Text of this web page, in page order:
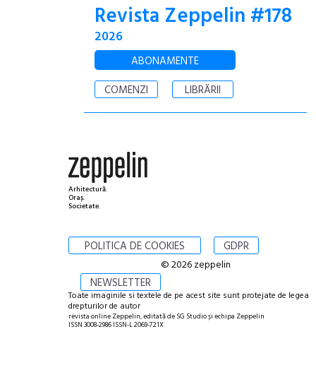
Revista Zeppelin #178
2026
ABONAMENTE
COMENZI
LIBRĂRII
Arhitectură.
Oraș.
Societate.
POLITICA DE COOKIES GDPR
NEWSLETTER
© 2026 zeppelin
Toate imaginile si textele de pe acest site sunt protejate de legea
drepturilor de autor
revista online Zeppelin, editată de SG Studio și echipa Zeppelin
ISSN 3008-2986 ISSN-L 2069-721X